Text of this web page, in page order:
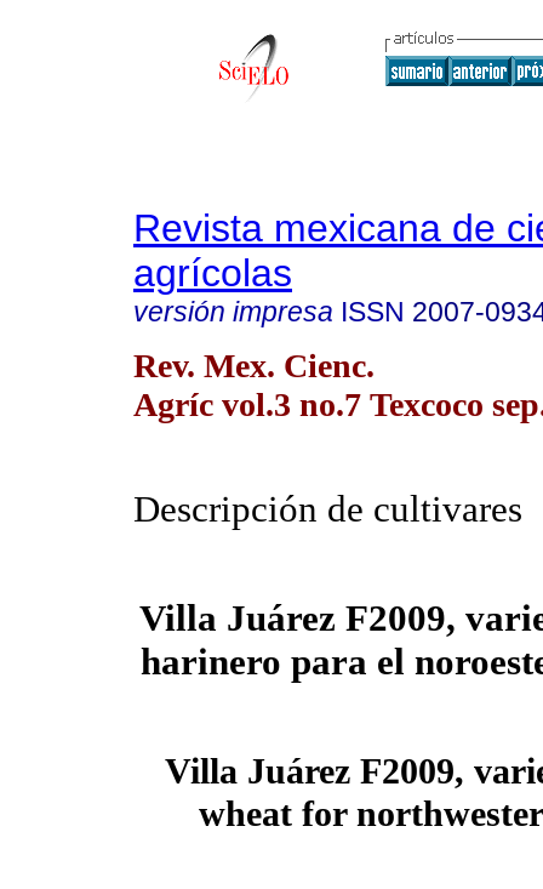
Revista mexicana de
agrícolas
versión impresa ISSN 2007-
Rev. Mex. Cienc.
Agríc vol.3 no.7 Texcoco
Descripción de cultivares
Villa Juárez F2009,
harinero para el
Villa Juárez F2009,
wheat for